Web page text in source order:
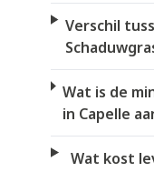
Verschil
Wat is de
in Capelle
Wat kost